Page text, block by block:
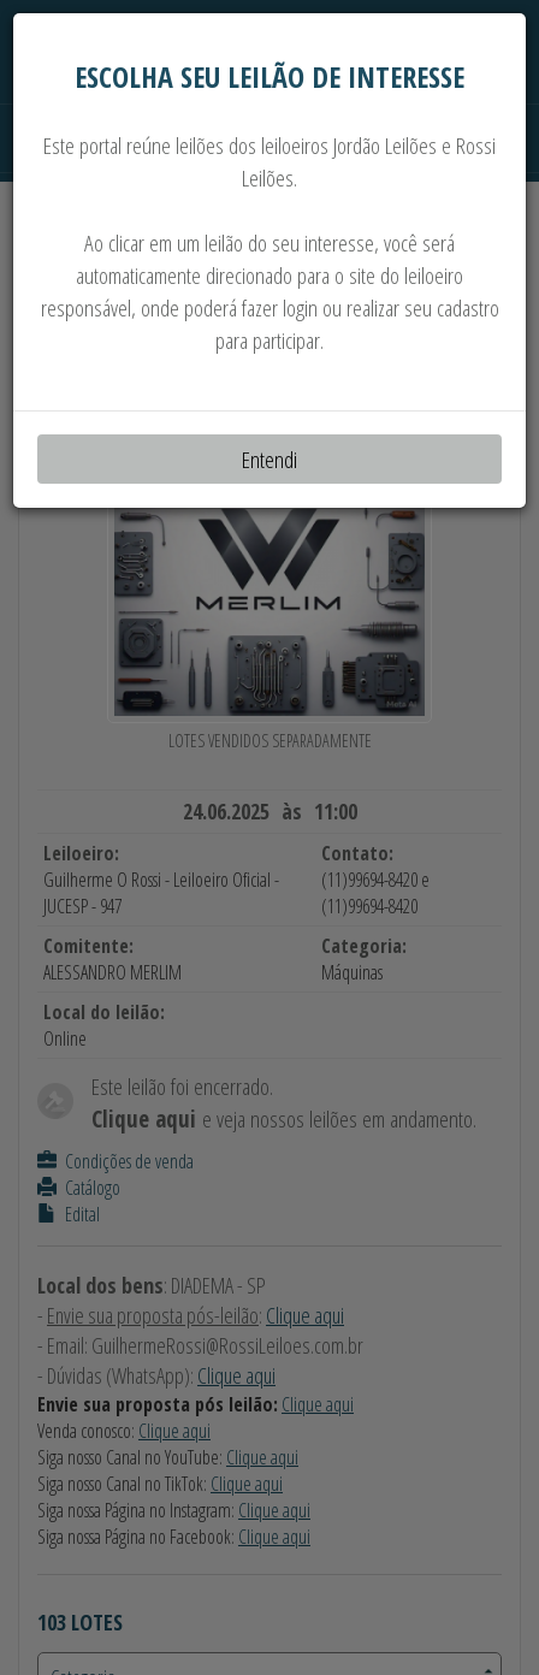
Imoveis Máquinas Sucata
PARTE 1: MAT. DE CONSTRUÇÃO, EQ.
ELETRÔNICOS, ALMOXARIF. E MAIS
LOTES VENDIDOS SEPARADAMENTE
24.06.2025 às 11:00
Leiloeiro:
Guilherme O Rossi - Leiloeiro Oficial -
JUCESP - 947
Contato:
(11)99694-8420 e
(11)99694-8420
Comitente:
ALESSANDRO MERLIM
Categoria:
Máquinas
Local do leilão:
Online
Este leilão foi encerrado.
Clique aqui e veja nossos leilões em andamento.
Condições de venda
Catálogo
Edital
Local dos bens: DIADEMA - SP
- Envie sua proposta pós-leilão: Clique aqui
- Email: GuilhermeRossi@RossiLeiloes.com.br
- Dúvidas (WhatsApp): Clique aqui
Envie sua proposta pós leilão: Clique aqui
Venda conosco: Clique aqui
Siga nosso Canal no YouTube: Clique aqui
Siga nosso Canal no TikTok: Clique aqui
Siga nossa Página no Instagram: Clique aqui
Siga nossa Página no Facebook: Clique aqui
103 LOTES
ESCOLHA SEU LEILÃO DE INTERESSE
Este portal reúne leilões dos leiloeiros Jordão Leilões e Rossi
Leilões.
Ao clicar em um leilão do seu interesse, você será
automaticamente direcionado para o site do leiloeiro
responsável, onde poderá fazer login ou realizar seu cadastro
para participar.
Entendi